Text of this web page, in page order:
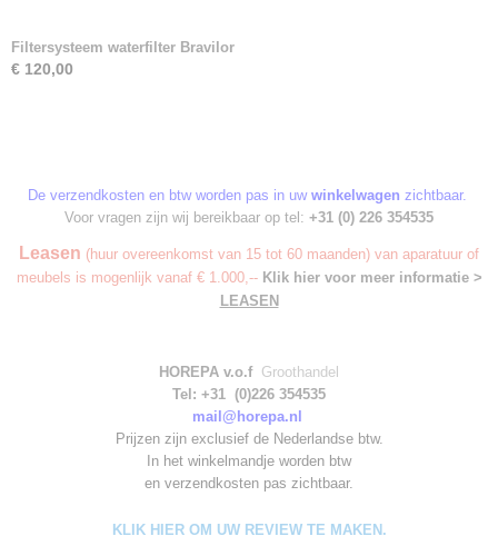
Filtersysteem waterfilter Bravilor
€ 120,00
De verzendkosten en btw worden pas in uw winkelwagen zichtbaar.
Voor vragen zijn wij bereikbaar op tel: +31 (0) 226 354535
Leasen (huur overeenkomst van 15 tot 60 maanden) van aparatuur of
meubels is mogenlijk vanaf € 1.000,-- Klik hier voor meer informatie >
LEASEN
HOREPA v.o.f Groothandel
Tel: +31 (0)226 354535
mail@horepa.nl
Prijzen zijn exclusief de Nederlandse btw.
In het winkelmandje worden btw
en verzendkosten pas zichtbaar.
KLIK HIER OM UW REVIEW TE MAKEN.